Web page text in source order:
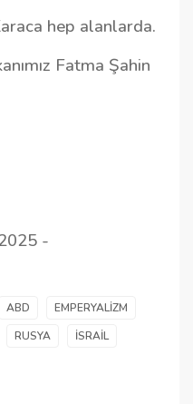
hep alanlarda.
Fatma Şahin
-
ABD
EMPERYALIZM
RUSYA
İSRAIL